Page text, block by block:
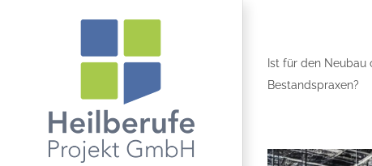
Ist für den Neubau
Bestandspraxen?